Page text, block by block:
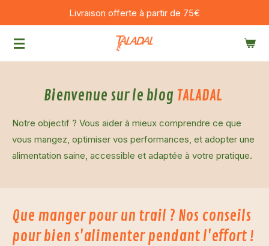
contenu
principal
Livraison offerte à partir de 75€
Bienvenue sur le blog TALADAL
Notre objectif ? Vous aider à mieux comprendre ce que
vous mangez, optimiser vos performances, et adopter une
alimentation saine, accessible et adaptée à votre pratique.
Que manger pour un trail ? Nos conseils
pour bien s'alimenter pendant l'effort !